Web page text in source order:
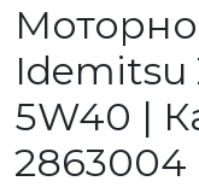
Idemitsu
5W40 |
2863004